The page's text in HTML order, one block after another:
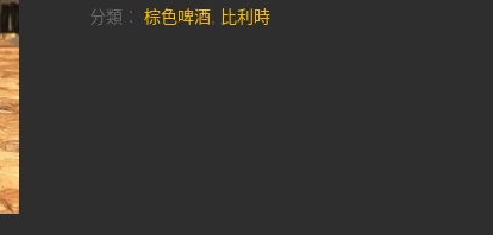
分類： 棕色啤酒, 比利時